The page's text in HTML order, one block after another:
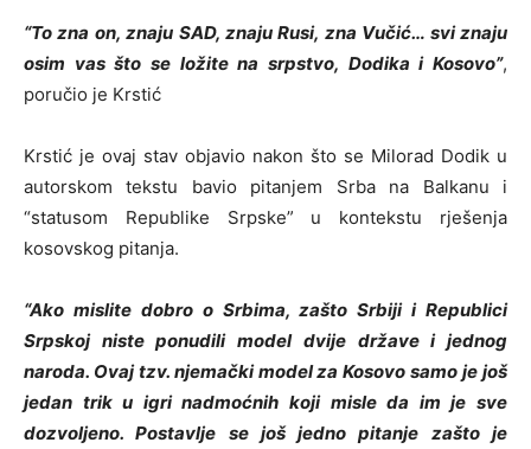
“To zna on, znaju SAD, znaju Rusi, zna Vučić… svi znaju
osim vas što se ložite na srpstvo, Dodika i Kosovo”,
poručio je Krstić
Krstić je ovaj stav objavio nakon što se Milorad Dodik u
autorskom tekstu bavio pitanjem Srba na Balkanu i
“statusom Republike Srpske” u kontekstu rješenja
kosovskog pitanja.
“Ako mislite dobro o Srbima, zašto Srbiji i Republici
Srpskoj niste ponudili model dvije države i jednog
naroda. Ovaj tzv. njemački model za Kosovo samo je još
jedan trik u igri nadmoćnih koji misle da im je sve
dozvoljeno. Postavlje se još jedno pitanje zašto je